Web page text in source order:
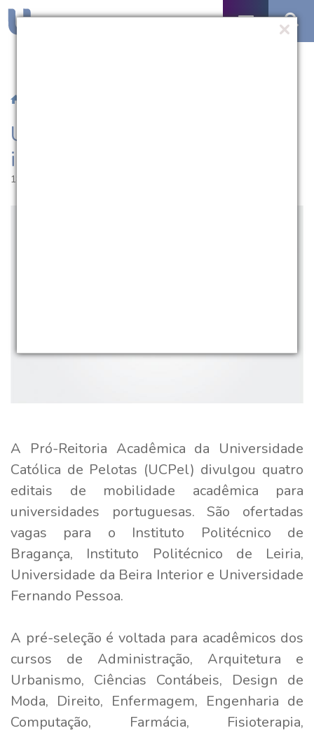
UCPel inscreve para
intercâmbio em Portugal
18.03.2019 | 16:55
A Pró-Reitoria Acadêmica da Universidade
Católica de Pelotas (UCPel) divulgou quatro
editais de mobilidade acadêmica para
universidades portuguesas. São ofertadas
vagas para o Instituto Politécnico de
Bragança, Instituto Politécnico de Leiria,
Universidade da Beira Interior e Universidade
Fernando Pessoa.
A pré-seleção é voltada para acadêmicos dos
cursos de Administração, Arquitetura e
Urbanismo, Ciências Contábeis, Design de
Moda, Direito, Enfermagem, Engenharia de
Computação, Farmácia, Fisioterapia,